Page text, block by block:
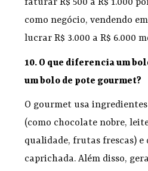
faturar R$ 500 a R$ 1.000
como negócio, vendendo
lucrar R$ 3.000 a R$ 6.000
10. O que diferencia um
um bolo de pote gourmet?
O gourmet usa
(como chocolate nobre,
qualidade, frutas frescas) e
caprichada. Além disso,